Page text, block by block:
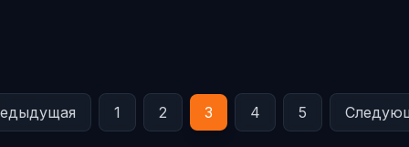
1 2 3 4 5